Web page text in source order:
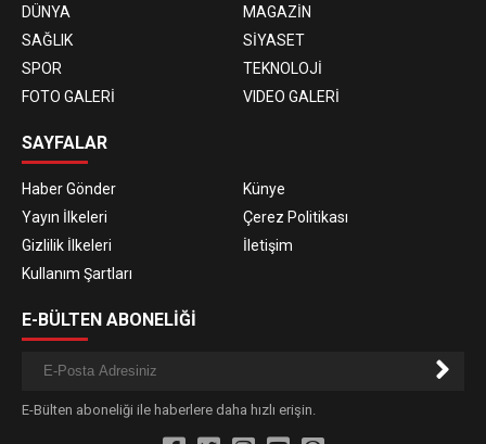
DÜNYA
MAGAZİN
SAĞLIK
SİYASET
SPOR
TEKNOLOJİ
FOTO GALERİ
VIDEO GALERİ
SAYFALAR
Haber Gönder
Künye
Yayın İlkeleri
Çerez Politikası
Gizlilik İlkeleri
İletişim
Kullanım Şartları
E-BÜLTEN ABONELİĞİ
E-Bülten aboneliği ile haberlere daha hızlı erişin.